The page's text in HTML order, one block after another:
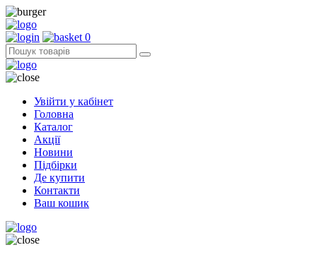
0
Увійти у кабінет
Головна
Каталог
Акції
Новини
Підбірки
Де купити
Контакти
Ваш кошик